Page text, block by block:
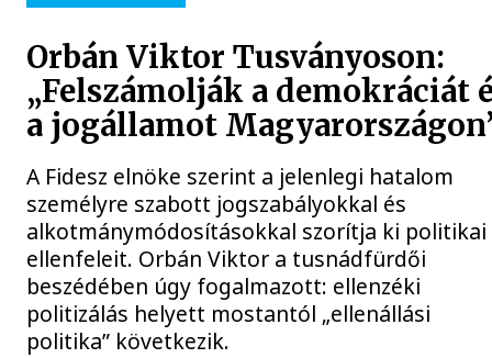
Orbán Viktor Tusványoson:
„Felszámolják a demokráciát
a jogállamot
A Fidesz elnöke szerint a jelenlegi hatalom
személyre szabott jogszabályokkal és
alkotmánymódosításokkal szorítja ki politikai
ellenfeleit. Orbán Viktor a tusnádfürdői
beszédében úgy fogalmazott: ellenzéki
politizálás helyett mostantól „ellenállási
politika” következik.